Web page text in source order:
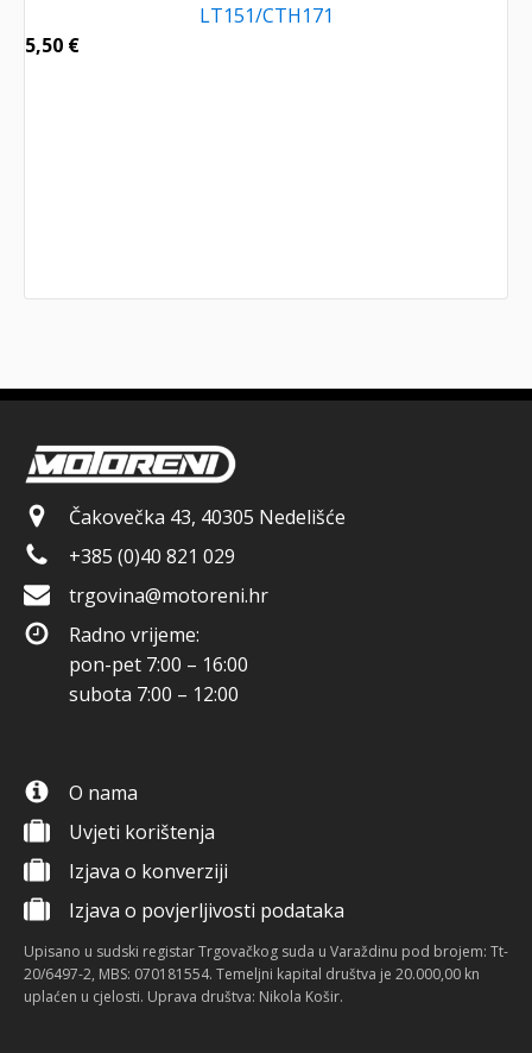
LT151/CTH171
5,50 €
Čakovečka 43, 40305 Nedelišće
+385 (0)40 821 029
trgovina@motoreni.hr
Radno vrijeme:
pon-pet 7:00 – 16:00
subota 7:00 – 12:00
O nama
Uvjeti korištenja
Izjava o konverziji
Izjava o povjerljivosti podataka
Upisano u sudski registar Trgovačkog suda u Varaždinu pod brojem: Tt-
20/6497-2, MBS: 070181554. Temeljni kapital društva je 20.000,00 kn
uplaćen u cjelosti. Uprava društva: Nikola Košir.